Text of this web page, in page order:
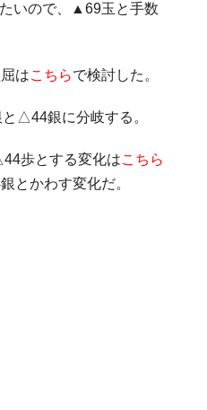
いので、▲69玉と手数
はこちらで検討した。
△44銀に分岐する。
歩とする変化はこちら
とかわす変化だ。